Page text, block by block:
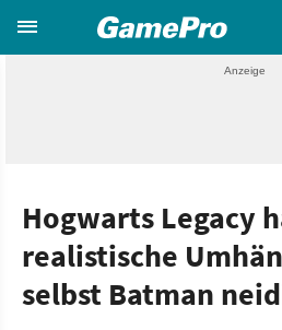
Hogwarts Legacy
realistische
selbst Batman